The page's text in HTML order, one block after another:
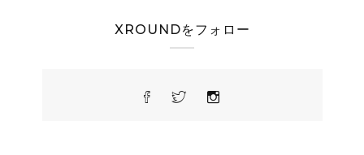
XROUNDをフォロー